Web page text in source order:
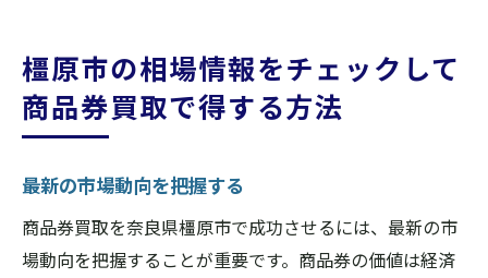
橿原市の相場情報をチェックして
商品券買取で得する方法
最新の市場動向を把握する
商品券買取を奈良県橿原市で成功させるには、最新の市
場動向を把握することが重要です。商品券の価値は経済